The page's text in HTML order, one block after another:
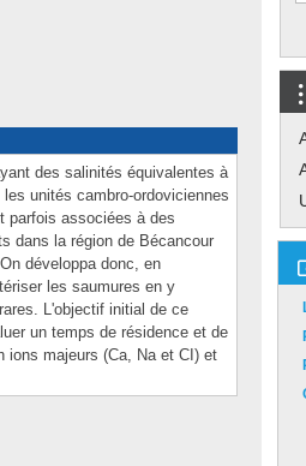
des salinités équivalentes à
unités cambro-ordoviciennes
parfois associées à des
dans la région de Bécancour
développa donc, en
les saumures en y
L'objectif initial de ce
un temps de résidence et de
ions majeurs (Ca, Na et CI) et